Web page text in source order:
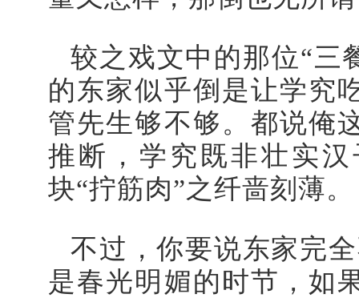
较之戏文中的那位“三
的东家似乎倒是让学究
管先生够不够。都说俺
推断，学究既非壮实
块“拧筋肉”之纤啬刻薄。
不过，你要说东家完
是春光明媚的时节，如